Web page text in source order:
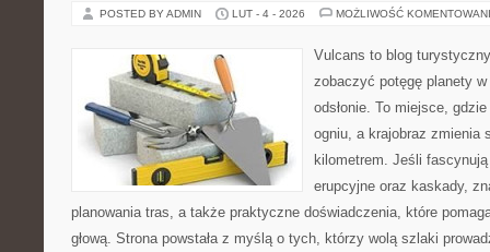
POSTED BY ADMIN LUT - 4 - 2026 MOŻLIWOŚĆ
Vulcans to blog
zobaczyć potęgę planety
odsłonie. To miejsce,
ogniu, a krajobraz zmienia
kilometrem. Jeśli
erupcyjne oraz kaskady,
planowania tras, a także praktyczne doświadczenia, które
głową. Strona powstała z myślą o tych, którzy wolą szlaki